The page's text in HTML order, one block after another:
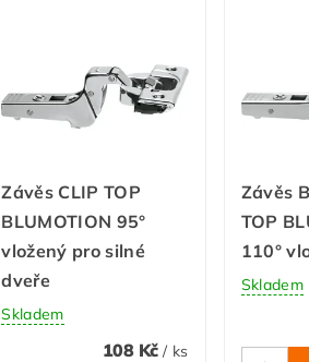
Závěs CLIP TOP
BLUMOTION 95°
vložený pro silné
dveře
Skladem
108 Kč/ ks
Závěs
TOP
110°
Skladem